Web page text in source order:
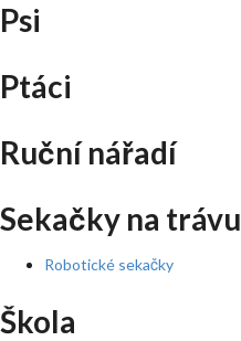
Psi
Ptáci
Ruční nářadí
Sekačky na trávu
Robotické sekačky
Škola